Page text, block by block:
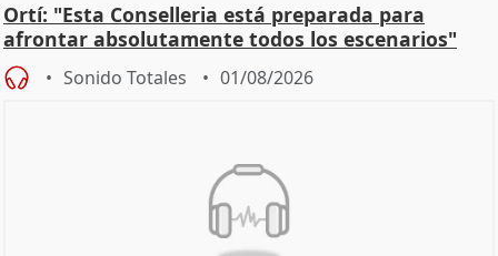
Ortí: "Esta Conselleria está preparada para
afrontar absolutamente todos los escenarios"
Sonido Totales 01/08/2026